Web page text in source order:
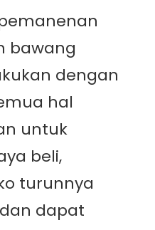
bawang
dengan
hal
untuk
beli,
turunnya
dapat